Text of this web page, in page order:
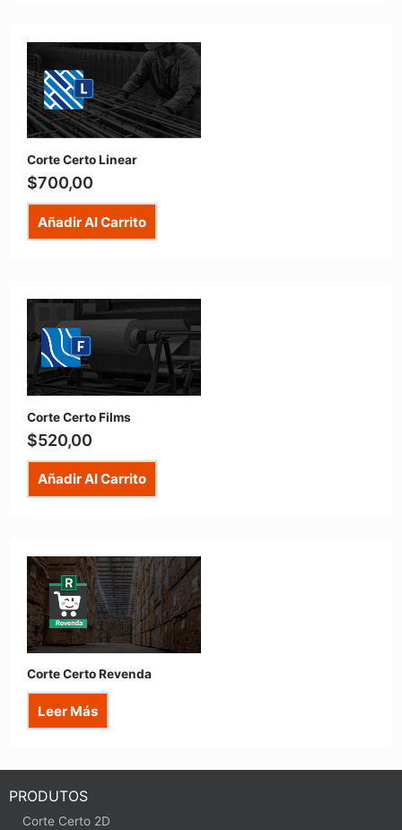
Corte Certo Linear
$700,00
Añadir Al Carrito
Corte Certo Films
$520,00
Añadir Al Carrito
Corte Certo Revenda
Leer Más
PRODUTOS
Corte Certo 2D